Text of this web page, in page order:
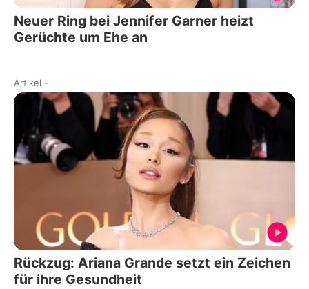
Neuer Ring bei Jennifer Garner heizt
Gerüchte um Ehe an
Artikel -
Rückzug: Ariana Grande setzt ein Zeichen
für ihre Gesundheit